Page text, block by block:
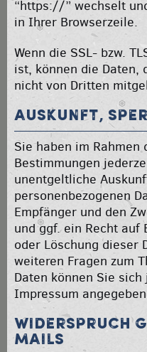
“https://” wechselt
in Ihrer Browserzeile.
Wenn die SSL- bzw.
ist, können die Daten,
nicht von Dritten
Auskunft,
Sie haben im
Bestimmungen
unentgeltliche
personenbezogenen
Empfänger und den
und ggf. ein Recht auf
oder Löschung dieser
weiteren Fragen zum
Daten können Sie
Impressum
Widerspruch
Mails